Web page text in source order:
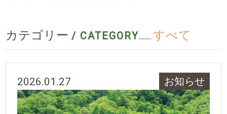
カテゴリー / CATEGORY...... すべて
2026.01.27 お知らせ